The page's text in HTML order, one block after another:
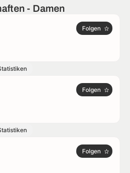
- Damen
Folgen
Folgen
Folgen